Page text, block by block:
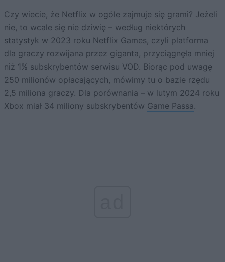
Czy wiecie, że Netflix w ogóle zajmuje się grami? Jeżeli
nie, to wcale się nie dziwię – według niektórych
statystyk w 2023 roku Netflix Games, czyli platforma
dla graczy rozwijana przez giganta, przyciągnęła mniej
niż 1% subskrybentów serwisu VOD. Biorąc pod uwagę
250 milionów opłacających, mówimy tu o bazie rzędu
2,5 miliona graczy. Dla porównania – w lutym 2024 roku
Xbox miał 34 miliony subskrybentów Game Passa.